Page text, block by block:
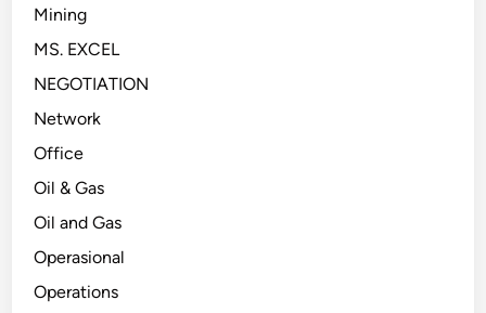
Mining
MS. EXCEL
NEGOTIATION
Network
Office
Oil & Gas
Oil and Gas
Operasional
Operations